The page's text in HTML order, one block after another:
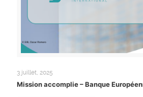
3 juillet, 2025
Mission accomplie – Banque